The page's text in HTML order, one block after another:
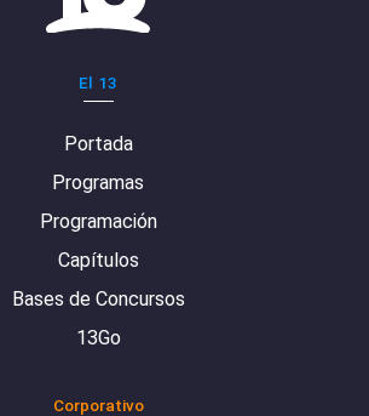
El 13
Portada
Programas
Programación
Capítulos
Bases de Concursos
13Go
Corporativo